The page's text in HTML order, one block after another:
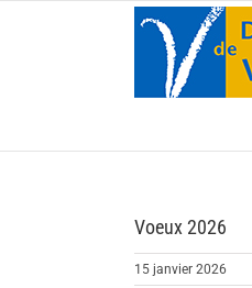
Voeux 2026
15 janvier 2026